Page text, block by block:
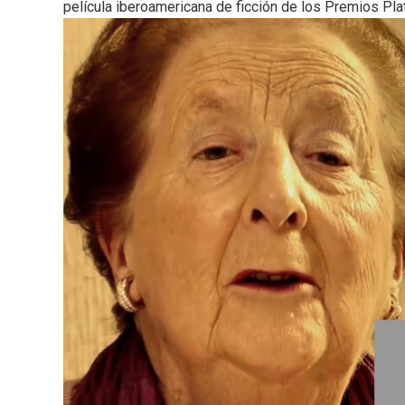
película iberoamericana de ficción de los Premios